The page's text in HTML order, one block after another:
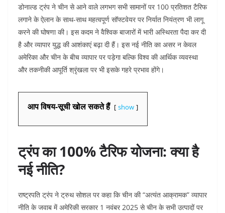
डोनाल्ड ट्रंप ने चीन से आने वाले लगभग सभी सामानों पर 100 प्रतिशत टैरिफ
लगाने के ऐलान के साथ-साथ महत्वपूर्ण सॉफ्टवेयर पर निर्यात नियंत्रण भी लागू
करने की घोषणा की। इस कदम ने वैश्विक बाजारों में भारी अस्थिरता पैदा कर दी
है और व्यापार युद्ध की आशंकाएं बढ़ा दी हैं। इस नई नीति का असर न केवल
अमेरिका और चीन के बीच व्यापार पर पड़ेगा बल्कि विश्व की आर्थिक व्यवस्था
और तकनीकी आपूर्ति श्रृंखला पर भी इसके गहरे प्रभाव होंगे।
आप विषय-सूची खोल सकते हैं show
ट्रंप का 100% टैरिफ योजना: क्‍या है
नई नीति?
राष्ट्रपति ट्रंप ने ट्रुथ सोशल पर कहा कि चीन की “अत्यंत आक्रामक” व्यापार
नीति के जवाब में अमेरिकी सरकार 1 नवंबर 2025 से चीन के सभी उत्पादों पर